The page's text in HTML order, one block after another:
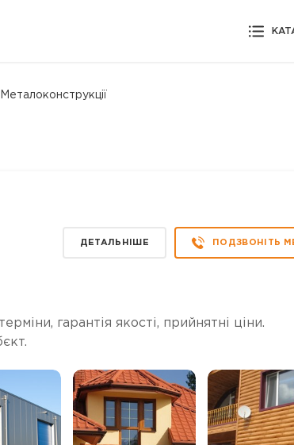
ДЕТАЛЬНІШЕ ПОДЗВОНІТЬ
гарантія якості, прийнятні ціни.